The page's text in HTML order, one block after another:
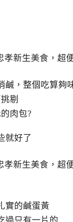
鹹，整個吃算夠
剔
肉包?
就好了
實的鹹蛋黃
過只有一片的